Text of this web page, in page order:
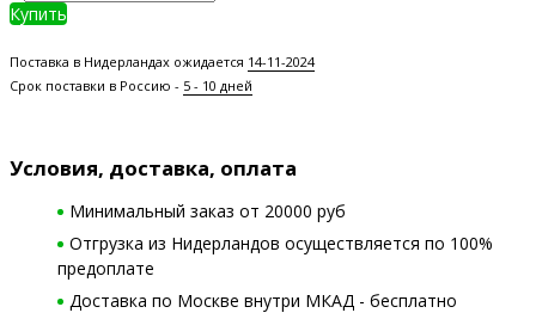
Купить
Поставка в Нидерландах ожидается 14-11-2024
Срок поставки в Россию - 5 - 10 дней
Условия, доставка, оплата
Минимальный заказ от 20000 руб
Отгрузка из Нидерландов осуществляется по 100%
предоплате
Доставка по Москве внутри МКАД - бесплатно